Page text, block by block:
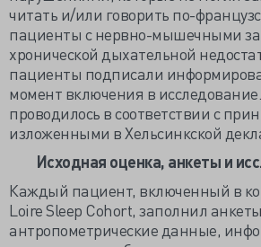
читать и/или говорить по-
пациенты с нервно-мышечными
хронической дыхательной
пациенты подписали
момент включения в
проводилось в соответствии с
изложенными в Хельсинкской
Исходная оценка, анкеты и
Каждый пациент, включенный в
Loire Sleep Cohort, заполнил
антропометрические данные,